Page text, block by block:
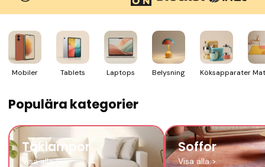
Mobiler Tablets Laptops Belysning Köksapparater
Populära kategorier
Taklampor
Visa alla>
Soffor
Visa alla>